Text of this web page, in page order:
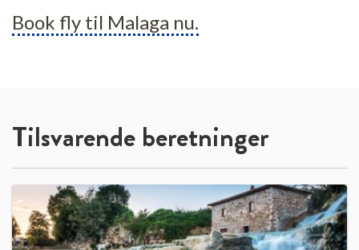
Book fly til Malaga nu.
Tilsvarende beretninger